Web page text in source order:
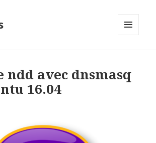
ndd avec dnsmasq
16.04